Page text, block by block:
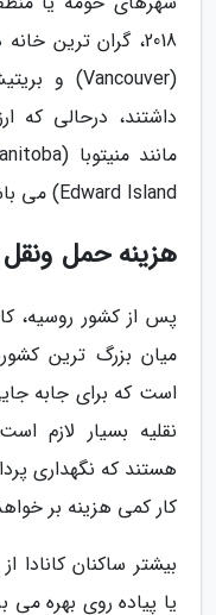
2018، گران ترین
داشتند، درحالی که
Edward Island) می باشند.
هزینه حمل ونقل
پس از کشور روسیه،
میان بزرگ ترین
است که برای جابه
نقلیه بسیار لازم
هستند که نگهداری
کار کمی هزینه بر
بیشتر ساکنان
یا پیاده روی بهره